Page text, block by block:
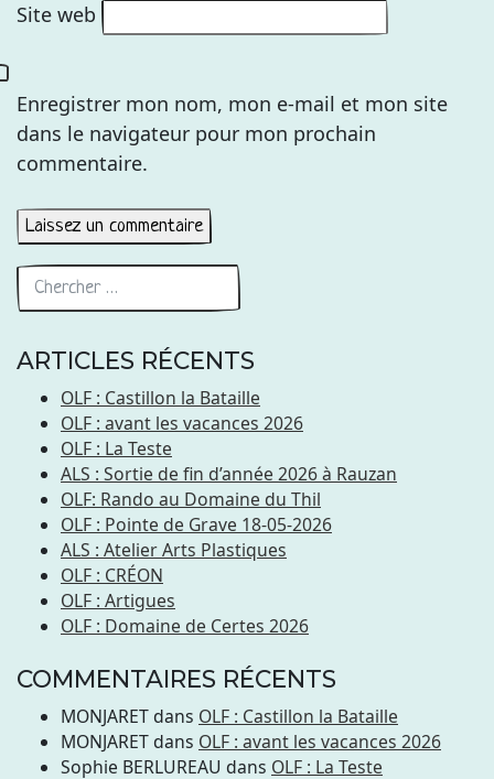
Site web
Enregistrer mon nom, mon e-mail et mon site
dans le navigateur pour mon prochain
commentaire.
ARTICLES RÉCENTS
OLF : Castillon la Bataille
OLF : avant les vacances 2026
OLF : La Teste
ALS : Sortie de fin d’année 2026 à Rauzan
OLF: Rando au Domaine du Thil
OLF : Pointe de Grave 18-05-2026
ALS : Atelier Arts Plastiques
OLF : CRÉON
OLF : Artigues
OLF : Domaine de Certes 2026
COMMENTAIRES RÉCENTS
MONJARETdans OLF : Castillon la Bataille
MONJARETdans OLF : avant les vacances 2026
Sophie BERLUREAU dans OLF : La Teste